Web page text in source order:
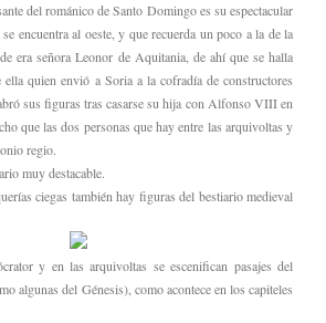
del románico de Santo Domingo es su espectacular
encuentra al oeste, y que recuerda un poco a la de la
era señora Leonor de Aquitania, de ahí que se halla
ella quien envió a Soria a la cofradía de constructores
sus figuras tras casarse su hija con Alfonso VIII en
que las dos personas que hay entre las arquivoltas y
regio.
muy destacable.
ciegas también hay figuras del bestiario medieval
y en las arquivoltas se escenifican pasajes del
algunas del Génesis), como acontece en los capiteles